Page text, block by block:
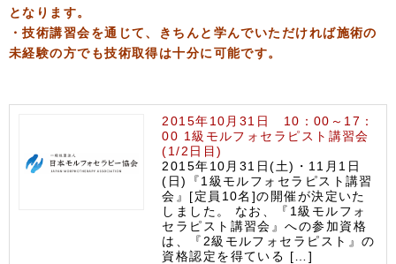
となります。
・技術講習会を通じて、きちんと学んでいただければ施術の
未経験の方でも技術取得は十分に可能です。
2015年10月31日 10：00～17：
00 1級モルフォセラピスト講習会
(1/2日目)
2015年10月31日(土)・11月1日
(日)『1級モルフォセラピスト講習
会』[定員10名]の開催が決定いた
しました。 なお、『1級モルフォ
セラピスト講習会』への参加資格
は、『2級モルフォセラピスト』の
資格認定を得ている […]